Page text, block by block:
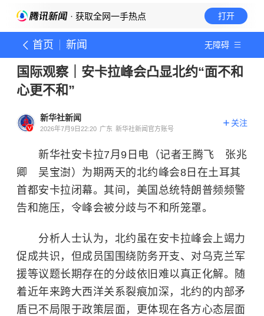
· 获取全网一手热点 打开
首页 新闻 无障碍
国际观察｜安卡拉峰会凸显北约“面不和
心更不和”
新华社新闻
2026年7月9日22:20 广东 新华社新闻官方账号
关注
新华社安卡拉7月9日电（记者王腾飞 张兆
卿 吴宝澍）为期两天的北约峰会8日在土耳其
首都安卡拉闭幕。其间，美国总统特朗普频频警
告和施压，令峰会被分歧与不和所笼罩。
分析人士认为，北约虽在安卡拉峰会上竭力
促成共识，但成员国围绕防务开支、对乌克兰军
援等议题长期存在的分歧依旧难以真正化解。随
着近年来跨大西洋关系裂痕加深，北约的内部矛
盾已不局限于政策层面，更体现在各方心态层面